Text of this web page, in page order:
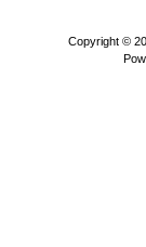
Copyright ©